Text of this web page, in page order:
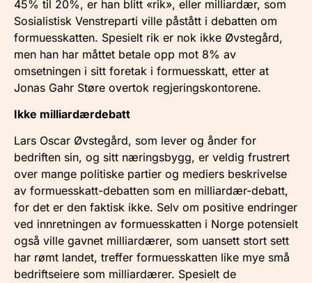
45% til 20%, er han blitt «rik», eller milliardær, som
Sosialistisk Venstreparti ville påstått i debatten om
formuesskatten. Spesielt rik er nok ikke Øvstegård,
men han har måttet betale opp mot 8% av
omsetningen i sitt foretak i formuesskatt, etter at
Jonas Gahr Støre overtok regjeringskontorene.
Ikke milliardærdebatt
Lars Oscar Øvstegård, som lever og ånder for
bedriften sin, og sitt næringsbygg, er veldig frustrert
over mange politiske partier og mediers beskrivelse
av formuesskatt-debatten som en milliardær-debatt,
for det er den faktisk ikke. Selv om positive endringer
ved innretningen av formuesskatten i Norge potensielt
også ville gavnet milliardærer, som uansett stort sett
har rømt landet, treffer formuesskatten like mye små
bedriftseiere som milliardærer. Spesielt de